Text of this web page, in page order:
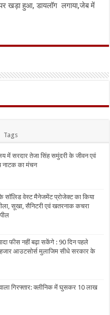
पर खड़ा हुआ, डायलॉग लगाया,जेब में
Tags
में सरदार तेजा सिंह समुंदरी के जीवन एवं
नाटक का मंचन
सॉलिड वेस्ट मैनेजमेंट प्रोजेक्ट का किया
गीला, सूखा, सैनिटरी एवं खतरनाक कचरा
फीस नहीं बढ़ा सकेंगे : 90 दिन पहले
हजार आउटसोर्स मुलाजिम सीधे सरकार के
गिरफ्तार: क्लीनिक में घुसकर 10 लाख